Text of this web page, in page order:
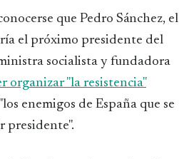
que Pedro Sánchez, el
el próximo presidente del
socialista y fundadora
organizar "la resistencia"
enemigos de España que se
presidente".